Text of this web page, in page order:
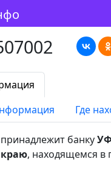
Где
принадлежит банку
, находящемся в